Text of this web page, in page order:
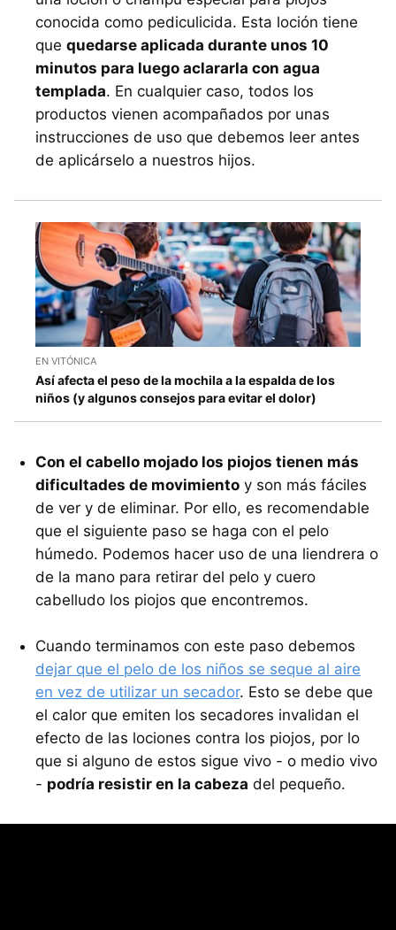
conocida como pediculicida. Esta loción tiene
que quedarse aplicada durante unos 10
minutos para luego aclararla con agua
templada. En cualquier caso, todos los
productos vienen acompañados por unas
instrucciones de uso que debemos leer antes
de aplicárselo a nuestros hijos.
EN VITÓNICA
Así afecta el peso de la mochila a la espalda de los
niños (y algunos consejos para evitar el dolor)
Con el cabello mojado los piojos tienen más
dificultades de movimiento y son más fáciles
de ver y de eliminar. Por ello, es recomendable
que el siguiente paso se haga con el pelo
húmedo. Podemos hacer uso de una liendrera o
de la mano para retirar del pelo y cuero
cabelludo los piojos que encontremos.
Cuando terminamos con este paso debemos
dejar que el pelo de los niños se seque al aire
en vez de utilizar un secador. Esto se debe que
el calor que emiten los secadores invalidan el
efecto de las lociones contra los piojos, por lo
que si alguno de estos sigue vivo - o medio vivo
- podría resistir en la cabeza del pequeño.